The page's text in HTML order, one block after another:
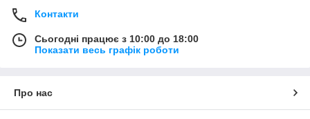
Контакти
Сьогодні працює з 10:00 до 18:00
Показати весь графік роботи
Про нас